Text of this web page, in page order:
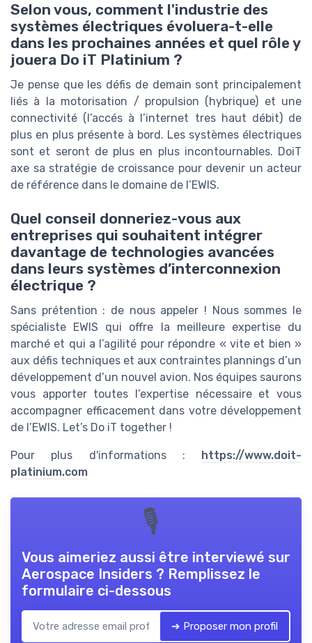
Selon vous, comment l'industrie des
systèmes électriques évoluera-t-elle
dans les prochaines années et quel rôle y
jouera Do iT Platinium ?
Je pense que les défis de demain sont principalement
liés à la motorisation / propulsion (hybrique) et une
connectivité (l’accés à l’internet tres haut débit) de
plus en plus présente à bord. Les systèmes électriques
sont et seront de plus en plus incontournables. DoiT
axe sa stratégie de croissance pour devenir un acteur
de référence dans le domaine de l’EWIS.
Quel conseil donneriez-vous aux
entreprises qui souhaitent intégrer
davantage de technologies avancées
dans leurs systèmes d’interconnexion
électrique ?
Sans prétention : de nous appeler ! Nous sommes le
spécialiste EWIS qui offre la meilleure expertise du
marché et qui a l’agilité pour répondre « vite et bien »
aux défis techniques et aux contraintes plannings d’un
développement d’un nouvel avion. Nos équipes saurons
vous apporter toutes l’expertise nécessaire et vous
accompagner efficacement dans votre développement
de l’EWIS. Let’s Do iT together !
Pour plus d'informations : https://www.doit-
platinium.com
🎙
Vous aimeriez aussi être interviewé sur
Aerospace Insiders ? Remplissez le
formulaire ci-dessous
➔ Proposer mon profil